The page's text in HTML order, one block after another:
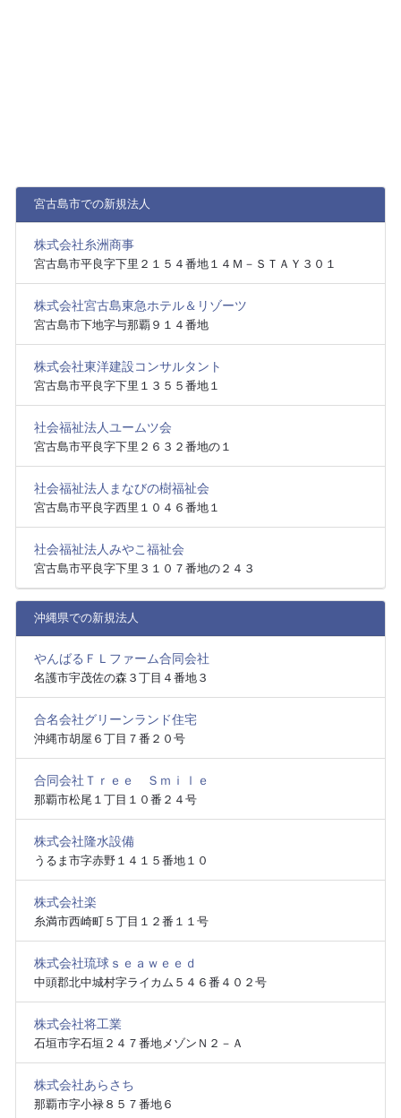
宮古島市での新規法人
株式会社糸洲商事
宮古島市平良字下里２１５４番地１４Ｍ－ＳＴＡＹ３０１
株式会社宮古島東急ホテル＆リゾーツ
宮古島市下地字与那覇９１４番地
株式会社東洋建設コンサルタント
宮古島市平良字下里１３５５番地１
社会福祉法人ユームツ会
宮古島市平良字下里２６３２番地の１
社会福祉法人まなびの樹福祉会
宮古島市平良字西里１０４６番地１
社会福祉法人みやこ福祉会
宮古島市平良字下里３１０７番地の２４３
沖縄県での新規法人
やんばるＦＬファーム合同会社
名護市宇茂佐の森３丁目４番地３
合名会社グリーンランド住宅
沖縄市胡屋６丁目７番２０号
合同会社Ｔｒｅｅ Ｓｍｉｌｅ
那覇市松尾１丁目１０番２４号
株式会社隆水設備
うるま市字赤野１４１５番地１０
株式会社楽
糸満市西崎町５丁目１２番１１号
株式会社琉球ｓｅａｗｅｅｄ
中頭郡北中城村字ライカム５４６番４０２号
株式会社将工業
石垣市字石垣２４７番地メゾンＮ２－Ａ
株式会社あらさち
那覇市字小禄８５７番地６